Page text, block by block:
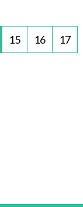
15 16 17